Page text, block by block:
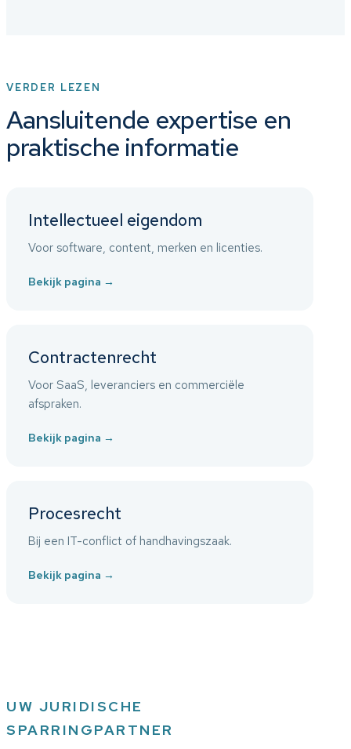
VERDER LEZEN
Aansluitende expertise en
praktische informatie
Intellectueel eigendom
Voor software, content, merken en licenties.
Bekijk pagina →
Contractenrecht
Voor SaaS, leveranciers en commerciële
afspraken.
Bekijk pagina →
Procesrecht
Bij een IT-conflict of handhavingszaak.
Bekijk pagina →
UW JURIDISCHE
SPARRINGPARTNER